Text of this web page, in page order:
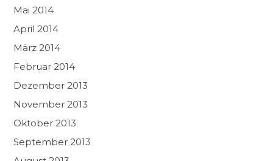
Mai 2014
April 2014
März 2014
Februar 2014
Dezember 2013
November 2013
Oktober 2013
September 2013